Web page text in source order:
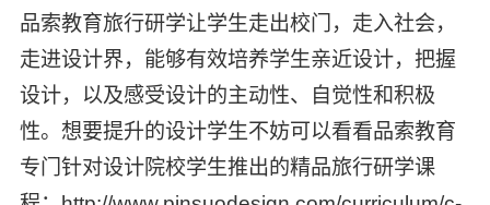
品索教育旅行研学让学生走出校门，走入社会，
走进设计界，能够有效培养学生亲近设计，把握
设计，以及感受设计的主动性、自觉性和积极
性。想要提升的设计学生不妨可以看看品索教育
专门针对设计院校学生推出的精品旅行研学课